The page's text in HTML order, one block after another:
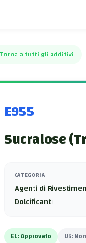
Torna a tutti gli additivi
E955
Sucralose
CATEGORIA
Agenti di
Dolcificanti
EU:Approvato US: